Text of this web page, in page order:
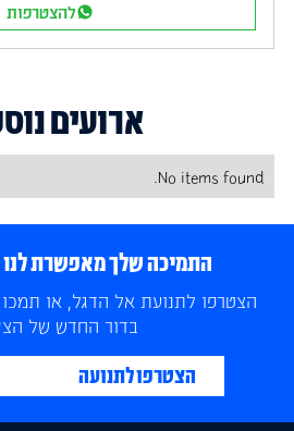
להצטרפות
ארועים
No items found.
התמיכה שלך מאפשרת לנו
הצטרפו לתנועת אל הדגל, או
בדור החדש של
הצטרפו לתנועה